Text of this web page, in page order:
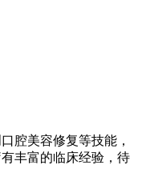
腔美容修复等技能，
丰富的临床经验，待